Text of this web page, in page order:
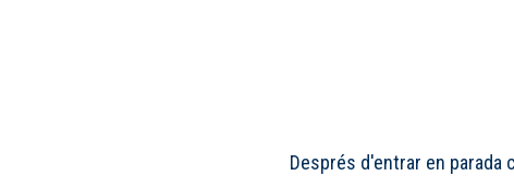
Després d'entrar en